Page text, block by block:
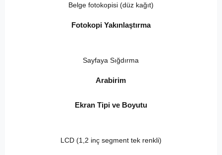
Belge fotokopisi (düz kağıt)
Fotokopi Yakınlaştırma
Sayfaya Sığdırma
Arabirim
Ekran Tipi ve Boyutu
LCD (1,2 inç segment tek renkli)